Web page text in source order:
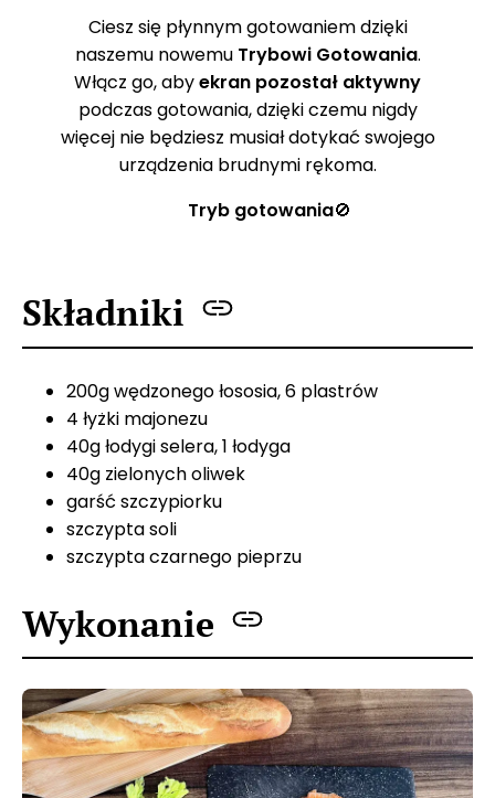
Ciesz się płynnym gotowaniem dzięki
naszemu nowemu Trybowi Gotowania.
Włącz go, abyekran pozostał aktywny
podczas gotowania, dzięki czemu nigdy
więcej nie będziesz musiał dotykać swojego
urządzenia brudnymi rękoma.
Tryb gotowania🚫
Składniki
200g wędzonego łososia, 6 plastrów
4 łyżki majonezu
40g łodygi selera, 1 łodyga
40g zielonych oliwek
garść szczypiorku
szczypta soli
szczypta czarnego pieprzu
Wykonanie